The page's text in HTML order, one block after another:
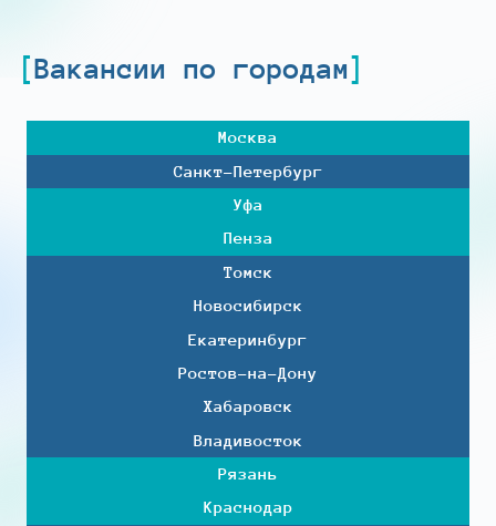
Вакансии по городам
Москва
Санкт-Петербург
Уфа
Пенза
Томск
Новосибирск
Екатеринбург
Ростов-на-Дону
Хабаровск
Владивосток
Рязань
Краснодар